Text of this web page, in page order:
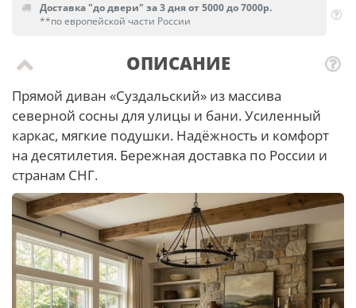
Доставка "до двери" за 3 дня от 5000 до 7000р.
**по европейской части России
ОПИСАНИЕ
Прямой диван «Суздальский» из массива
северной сосны для улицы и бани. Усиленный
каркас, мягкие подушки. Надёжность и комфорт
на десятилетия. Бережная доставка по России и
странам СНГ.